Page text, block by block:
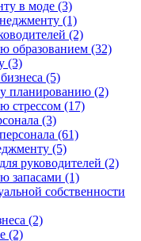
в моде (3)
(1)
(2)
образованием (32)
(3)
(5)
планированию (2)
стрессом (17)
(3)
(61)
(5)
руководителей (2)
запасами (1)
собственности
(2)
(2)